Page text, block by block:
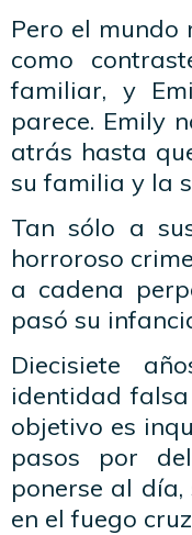
Pero el mundo
como
familiar, y
parece. Emily
atrás hasta
su familia y la
Tan sólo a
horroroso
a cadena
pasó su
Diecisiete
identidad
objetivo es
pasos por
ponerse al
en el fuego